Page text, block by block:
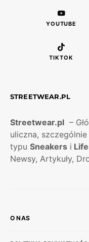
YOUTUBE
TIKTOK
STREETWEAR.PL
Streetwear.pl –
uliczna, szczególnie
typu Sneakers i
Newsy, Artykuły,
O NAS